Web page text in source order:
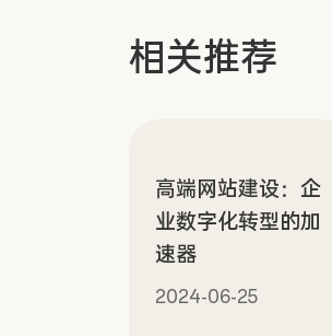
相关推荐
高端网站建设：企
业数字化转型的加
速器
2024-06-25